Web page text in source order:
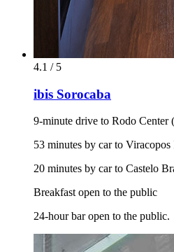
4.1 / 5
ibis Sorocaba
9-minute drive to Rodo Center
53 minutes by car to
20 minutes by car to Castelo
Breakfast open to the public
24-hour bar open to the public.